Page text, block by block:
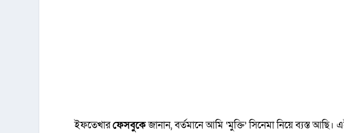
ইফতেখারফেসবুকেজানান, বর্তমানে আমি ‘মুক্তি’ সিনেমা নিয়ে ব্যস্ত